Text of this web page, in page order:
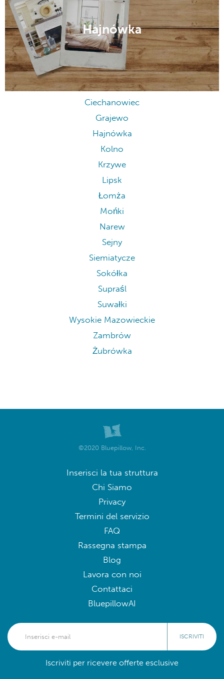
Hajnówka
Ciechanowiec
Grajewo
Hajnówka
Kolno
Krzywe
Lipsk
Łomża
Mońki
Narew
Sejny
Siemiatycze
Sokółka
Supraśl
Suwałki
Wysokie Mazowieckie
Zambrów
Żubrówka
©2020 Bluepillow, Inc.
Inserisci la tua struttura
Chi Siamo
Privacy
Termini del servizio
FAQ
Rassegna stampa
Blog
Lavora con noi
Contattaci
BluepillowAI
ISCRIVITI
Iscriviti per ricevere offerte esclusive